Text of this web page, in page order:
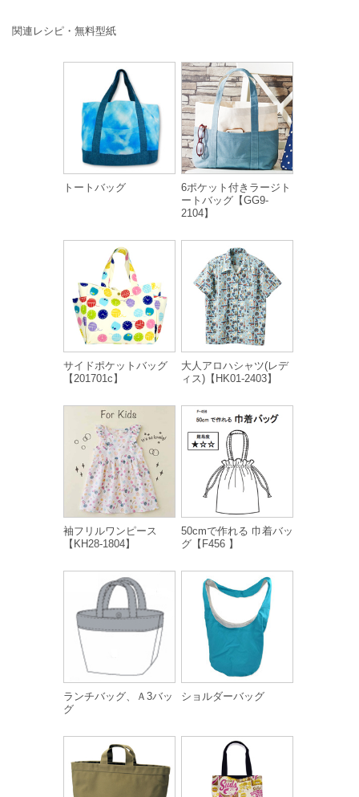
関連レシピ・無料型紙
トートバッグ
6ポケット付きラージト
ートバッグ【GG9-
2104】
サイドポケットバッグ
【201701c】
大人アロハシャツ(レデ
ィス)【HK01-2403】
袖フリルワンピース
【KH28-1804】
50cmで作れる 巾着バッ
グ【F456 】
ランチバッグ、Ａ3バッ
グ
ショルダーバッグ